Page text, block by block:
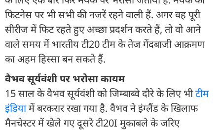
फिटनेस पर भी सभी की नजरें रहने वाली हैं. अगर वह पूरी
सीरीज में फिट रहते हुए अच्छा प्रदर्शन करते हैं, तो वो आने
वाले समय में भारतीय टी20 टीम के तेज गेंदबाजी आक्रमण
का अहम हिस्सा बन सकते हैं.
वैभव सूर्यवंशी पर भरोसा कायम
15 साल के वैभव सूर्यवंशी को जिम्बाब्वे दौरे के लिए भीटीम
इंडियामें बरकरार रखा गया है. वैभव ने इंग्लैंड के खिलाफ
मैनचेस्टर में खेले गए दूसरे टी20I मुकाबले के जरिए